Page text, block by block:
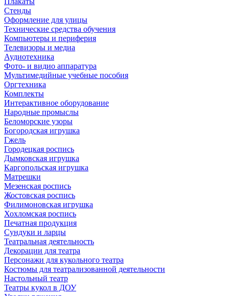
Стенды
Оформление для улицы
Технические средства обучения
Компьютеры и периферия
Телевизоры и медиа
Аудиотехника
Фото- и видио аппаратура
Мультимедийные учебные пособия
Оргтехника
Комплекты
Интерактивное оборудование
Народные промыслы
Беломорские узоры
Богородская игрушка
Гжель
Городецкая роспись
Дымковская игрушка
Каргопольская игрушка
Матрешки
Мезенская роспись
Жостовская роспись
Филимоновская игрушка
Хохломская роспись
Печатная продукция
Сундуки и ларцы
Театральная деятельность
Декорации для театра
Персонажи для кукольного театра
Костюмы для театрализованной деятельности
Настольный театр
Театры кукол в ДОУ